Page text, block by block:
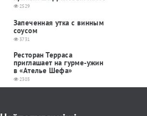
2529
Запеченная утка с винным
соусом
3731
Ресторан Терраса
приглашает на гурме-ужин
в «Ателье Шефа»
2303